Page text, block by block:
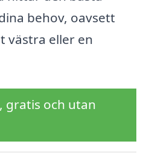
behov, oavsett
västra eller en
gratis och utan